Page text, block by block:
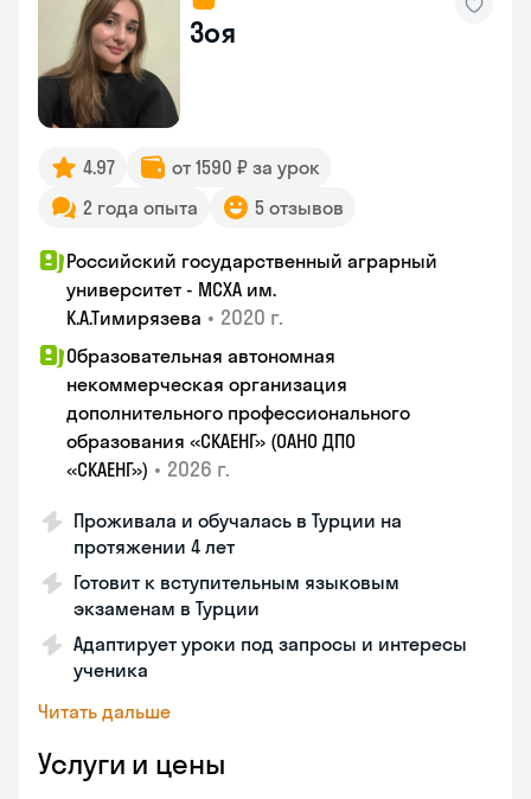
Зоя
4.97
от 1590 ₽ за урок
2 года опыта
5 отзывов
Российский государственный аграрный
университет - МСХА им.
К.А.Тимирязева • 2020 г.
Образовательная автономная
некоммерческая организация
дополнительного профессионального
образования «СКАЕНГ» (ОАНО ДПО
«СКАЕНГ») • 2026 г.
Проживала и обучалась в Турции на
протяжении 4 лет
Готовит к вступительным языковым
экзаменам в Турции
Адаптирует уроки под запросы и интересы
ученика
Читать дальше
Услуги и цены